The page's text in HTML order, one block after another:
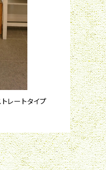
レートタイプ